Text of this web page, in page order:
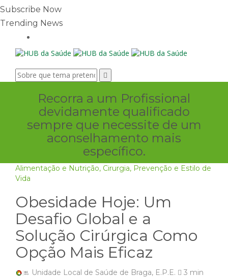
Subscribe Now
Trending News
Recorra a um Profissional
devidamente qualificado
sempre que necessite de um
aconselhamento mais
específico.
Alimentação e Nutrição, Cirurgia, Prevenção e Estilo de
Vida
Obesidade Hoje: Um
Desafio Global e a
Solução Cirúrgica Como
Opção Mais Eficaz
Unidade Local de Saúde de Braga, E.P.E.
3 min